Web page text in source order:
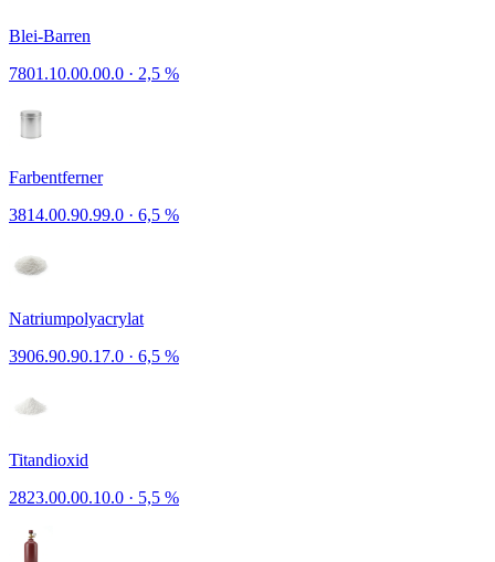
Blei-Barren
7801.10.00.00.0 · 2,5 %
Farbentferner
3814.00.90.99.0 · 6,5 %
Natriumpolyacrylat
3906.90.90.17.0 · 6,5 %
Titandioxid
2823.00.00.10.0 · 5,5 %